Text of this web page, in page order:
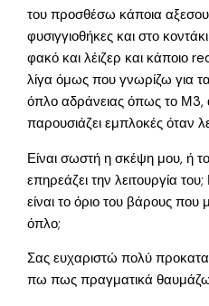
του προσθέσω κάποια
φυσιγγιοθήκες και στο
φακό και λέιζερ και κάποιο
λίγα όμως που γνωρίζω για
όπλο αδράνειας όπως το Μ3,
παρουσιάζει εμπλοκές όταν
Είναι σωστή η σκέψη μου, ή
επηρεάζει την λειτουργία
είναι το όριο του βάρους που
όπλο;
Σας ευχαριστώ πολύ
πω πως πραγματικά θαυμάζω